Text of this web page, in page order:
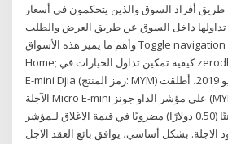
أفراد السوق والذين يتحكمون في أسعار
تداولها داخل السوق عن طريق العرض والطلب
وأهم ما يميز هذه الأسواق Toggle navigation saudiclubprop.com.
Home; كيفية تمكين تداول الخيارات في zerodha 4. العقود الآجلة Micro
E-mini Djia (رمز المنتج: MYM) في 6 مايو 2019، أطلقت CME العقود
الآجلة Micro E-mini على مؤشر الداو جونز (MYM). ويأتي مع حجم العقد
50 سنتًا (0.50 دولارًا) مضروبًا في قيمة الاغلاق لـمؤشر DJIA. 5‏‏/5‏‏/1439 بعد
الاجلة. بشكل أساسي، يوافق بائع العقد الآجل